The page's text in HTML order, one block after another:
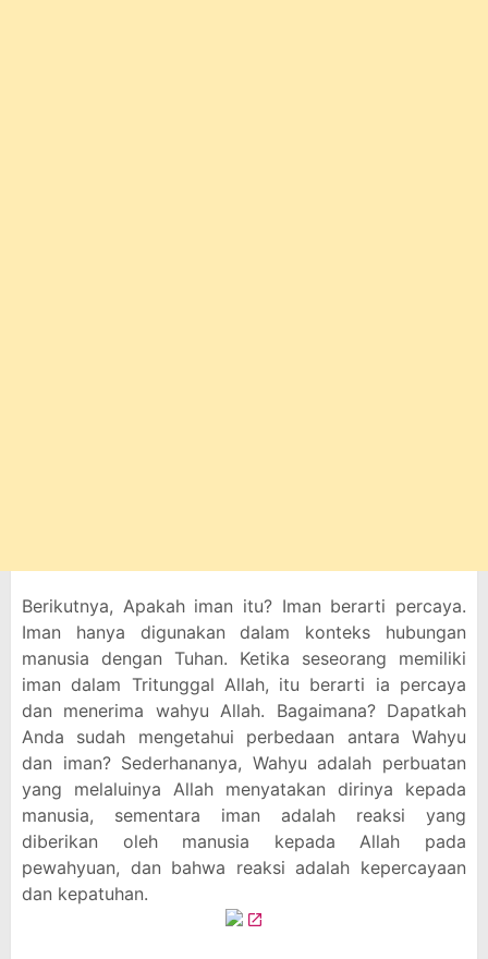
Berikutnya, Apakah iman itu? Iman berarti percaya.
Iman hanya digunakan dalam konteks hubungan
manusia dengan Tuhan. Ketika seseorang memiliki
iman dalam Tritunggal Allah, itu berarti ia percaya
dan menerima wahyu Allah. Bagaimana? Dapatkah
Anda sudah mengetahui perbedaan antara Wahyu
dan iman? Sederhananya, Wahyu adalah perbuatan
yang melaluinya Allah menyatakan dirinya kepada
manusia, sementara iman adalah reaksi yang
diberikan oleh manusia kepada Allah pada
pewahyuan, dan bahwa reaksi adalah kepercayaan
dan kepatuhan.